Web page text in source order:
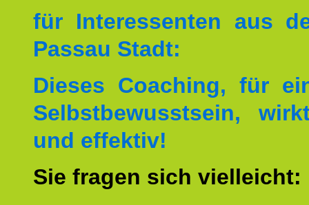
für Interessenten aus
Passau Stadt:
Dieses Coaching, für
Selbstbewusstsein,
und effektiv!
Sie fragen sich vielleicht: